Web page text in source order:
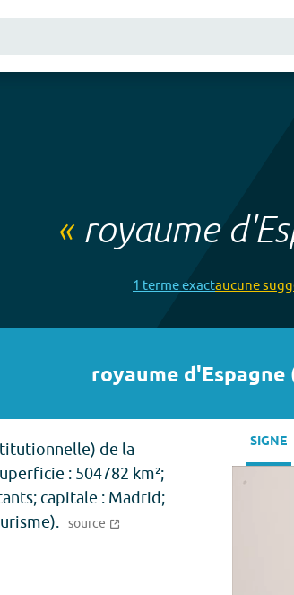
« royaume
1 termeexactaucune
royaume d'Espagne
de la
: 504782 km²;
capitale : Madrid;
source
SIGNE